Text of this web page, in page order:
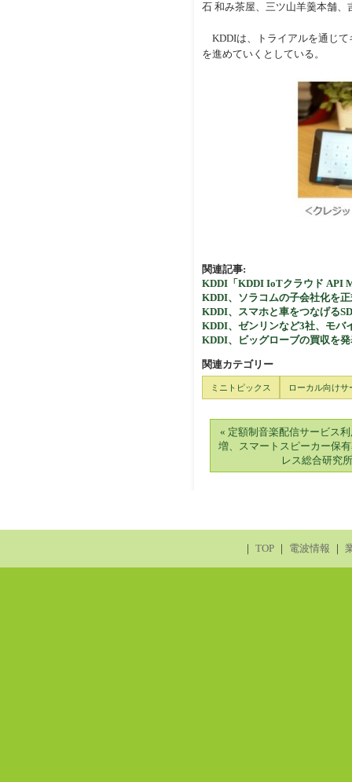
石 和み茶屋、三ツ山羊羹本舗、
KDDIは、トライアルを通じて
を進めていくとしている。
関連記事:
KDDI「KDDI IoTクラウド API
KDDI、ソラコムの子会社化を
KDDI、スマホと車をつなげ
KDDI、ゼンリンなど3社、モバ
KDDI、ビッグローブの買収を
関連カテゴリー
ミニトピックス ローカル向けサ
« 定額制音楽配信サービス
増、スマートスピーカー保
レス総合研究
｜ TOP｜ 電波情報 ｜